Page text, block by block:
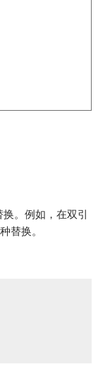
。例如，在双引
替换。